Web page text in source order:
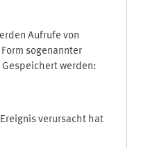
Aufrufe von
sogenannter
werden:
verursacht hat